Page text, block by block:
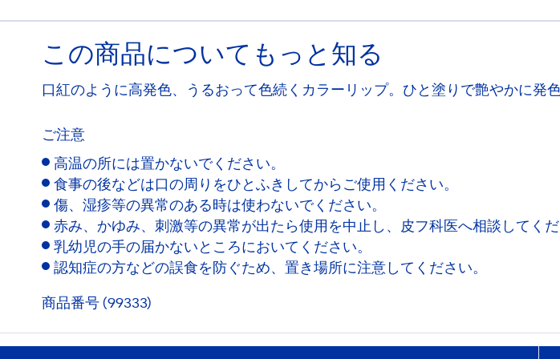
この商品についてもっと知る
口紅のように高発色、うるおって色続くカラーリップ。ひと塗りで艶やかに発
ご注意
高温の所には置かないでください。
食事の後などは口の周りをひとふきしてからご使用ください。
傷、湿疹等の異常のある時は使わないでください。
赤み、かゆみ、刺激等の異常が出たら使用を中止し、皮フ科医へ相談してく
乳幼児の手の届かないところにおいてください。
認知症の方などの誤食を防ぐため、置き場所に注意してください。
商品番号 (99333)